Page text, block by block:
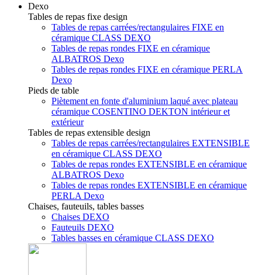
Dexo
Tables de repas fixe design
Tables de repas carrées/rectangulaires FIXE en
céramique CLASS DEXO
Tables de repas rondes FIXE en céramique
ALBATROS Dexo
Tables de repas rondes FIXE en céramique PERLA
Dexo
Pieds de table
Piètement en fonte d'aluminium laqué avec plateau
céramique COSENTINO DEKTON intérieur et
extérieur
Tables de repas extensible design
Tables de repas carrées/rectangulaires EXTENSIBLE
en céramique CLASS DEXO
Tables de repas rondes EXTENSIBLE en céramique
ALBATROS Dexo
Tables de repas rondes EXTENSIBLE en céramique
PERLA Dexo
Chaises, fauteuils, tables basses
Chaises DEXO
Fauteuils DEXO
Tables basses en céramique CLASS DEXO